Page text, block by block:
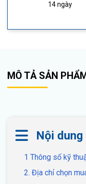
14 ngày
MÔ TẢ SẢN
Nội
1 Thông số kỹ
2. Địa chỉ chọn